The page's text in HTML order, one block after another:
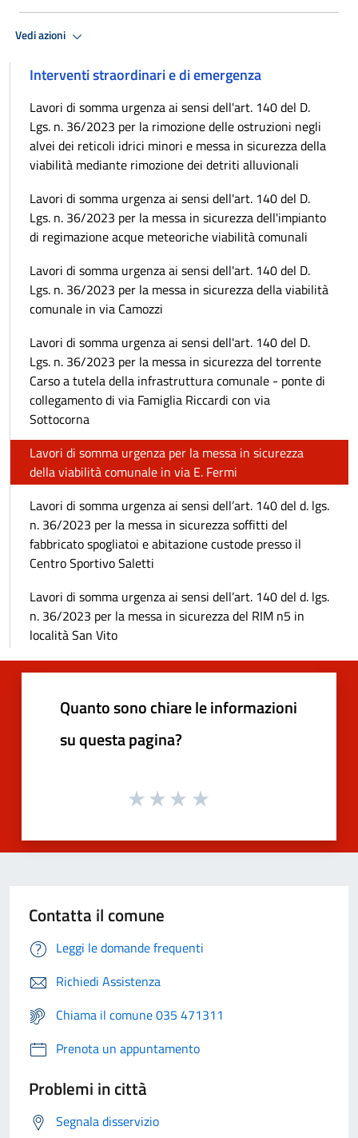
Vedi azioni
Interventi straordinari e di emergenza
Lavori di somma urgenza ai sensi dell'art. 140 del D.
Lgs. n. 36/2023 per la rimozione delle ostruzioni negli
alvei dei reticoli idrici minori e messa in sicurezza della
viabilità mediante rimozione dei detriti alluvionali
Lavori di somma urgenza ai sensi dell'art. 140 del D.
Lgs. n. 36/2023 per la messa in sicurezza dell'impianto
di regimazione acque meteoriche viabilità comunali
Lavori di somma urgenza ai sensi dell'art. 140 del D.
Lgs. n. 36/2023 per la messa in sicurezza della viabilità
comunale in via Camozzi
Lavori di somma urgenza ai sensi dell'art. 140 del D.
Lgs. n. 36/2023 per la messa in sicurezza del torrente
Carso a tutela della infrastruttura comunale - ponte di
collegamento di via Famiglia Riccardi con via
Sottocorna
Lavori di somma urgenza per la messa in sicurezza
della viabilità comunale in via E. Fermi
Lavori di somma urgenza ai sensi dell’art. 140 del d. lgs.
n. 36/2023 per la messa in sicurezza soffitti del
fabbricato spogliatoi e abitazione custode presso il
Centro Sportivo Saletti
Lavori di somma urgenza ai sensi dell’art. 140 del d. lgs.
n. 36/2023 per la messa in sicurezza del RIM n5 in
località San Vito
Quanto sono chiare le informazioni
su questa pagina?
Contatta il comune
Leggi le domande frequenti
Richiedi Assistenza
Chiama il comune 035 471311
Prenota un appuntamento
Problemi in città
Segnala disservizio